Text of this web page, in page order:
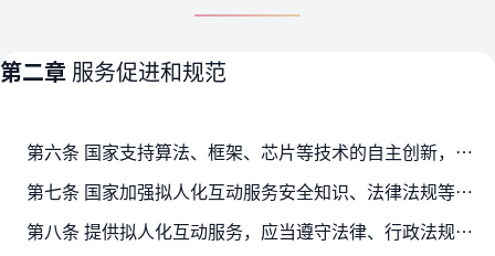
第二章 服务促进和规范
第六条 国家支持算法、框架、芯片等技术的自主创新，推进拟人化互动服务技术研发和相关标准建设，探索开展电子签名授权应用研究。鼓励拟人化互动服务提供者有序拓展文化传播、适幼…
第七条 国家加强拟人化互动服务安全知识、法律法规等宣传普及，引导社会公众科学、文明、安全、依法使用，促进提升人工智能素养。
第八条 提供拟人化互动服务，应当遵守法律、行政法规，尊重社会公德和伦理道德，不得从事以下活动：